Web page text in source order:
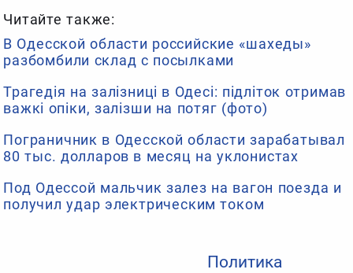
Политика
Читайте также:
В Одесской области российские «шахеды»
разбомбили склад с посылками
Трагедія на залізниці в Одесі: підліток отримав
важкі опіки, залізши на потяг (фото)
Пограничник в Одесской области зарабатывал
80 тыс. долларов в месяц на уклонистах
Под Одессой мальчик залез на вагон поезда и
получил удар электрическим током